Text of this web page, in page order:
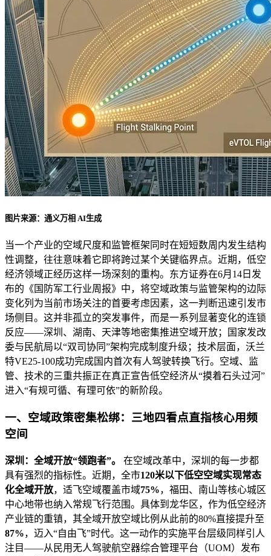
图片来源：通义万相 AI生成
当一个产业的空域尺度和监管框架同时在短短数周内发生结构
性调整，往往意味着它即将跨过某个关键临界点。近期，低空
经济领域正经历这样一场深刻的重构。东方证券在6月14日发
布的《国防军工行业周报》中，将空域政策与监管架构的边际
变化列为当前市场关注的首要考虑因素，这一判断迅速引发市
场侧目。这并非孤立的突发事件，而是一系列显著变化的连锁
反应——深圳、湖南、天津等地密集推进空域开放；国家发改
委与民航局以“双司协同”架构完成制度升级；技术层面，沃兰
特VE25-100成功完成国内首次有人驾驶转换飞行。空域、监
管、技术的三重共振正在真正宣告低空经济从“摸着石头过河”
进入“有规可循、有理可依”的新阶段。
一、空域政策密集松绑：三地四看点直指核心用频
空间
深圳：全域开放“领跑者”。
在空域改革中，深圳的每一步都
具有强烈的指标性。近期，全市120米以下低空空域实现常态
化全域开放，适飞空域覆盖市域75%，福田、南山等核心城区
中心地带也纳入常规飞行范围。具体到龙华区，作为低空经济
产业链的重镇，其全域开放空域比例从此前的80%直接提升至
87%，迈入“自由飞”时代。这一动作的实施平台层级同样引人
注目——从民用无人驾驶航空器综合管理平台（UOM）发布